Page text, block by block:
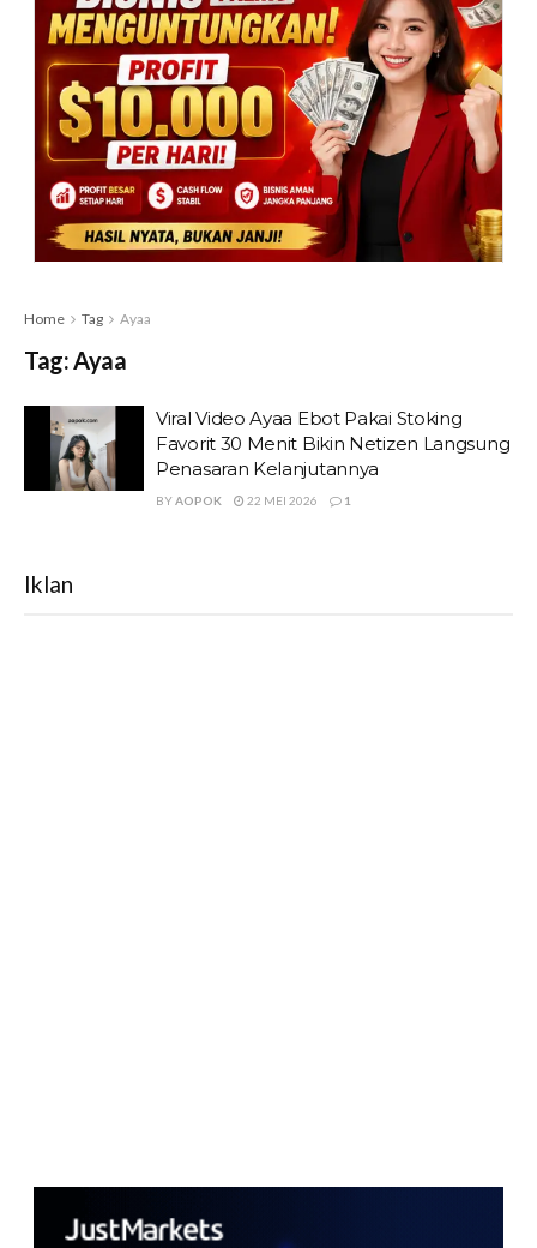
Home Tag Ayaa
Tag: Ayaa
Viral Video Ayaa Ebot Pakai Stoking
Favorit 30 Menit Bikin Netizen Langsung
Penasaran Kelanjutannya
BYAOPOK 22 MEI 2026 1
Iklan